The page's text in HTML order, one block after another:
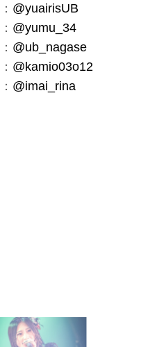
@yuairisUB
@yumu_34
@ub_nagase
@kamio03o12
@imai_rina